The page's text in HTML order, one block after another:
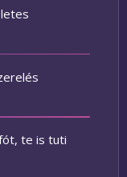
te is tuti